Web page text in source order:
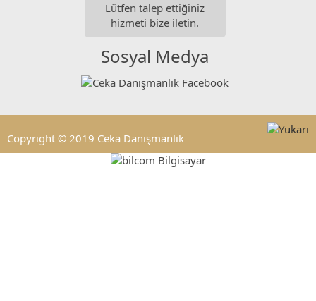
Lütfen talep ettiğiniz
hizmeti bize iletin.
Sosyal Medya
Copyright © 2019 Ceka Danışmanlık